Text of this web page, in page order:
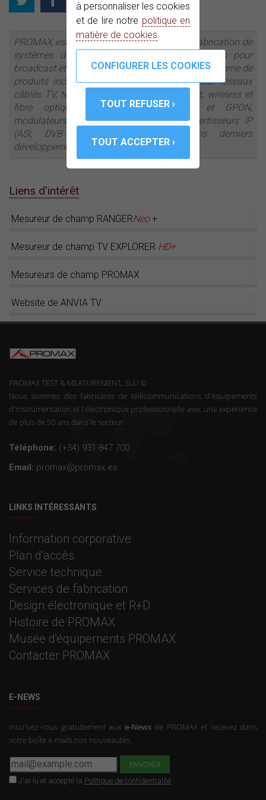
à personnaliser les cookies
et de lire notre politique en
matière de cookies
PROMAX est une entreprise leader dans la fabrication de
systèmes de test et mesure et d’équipements pour
broadcast et distribution de signaux TV. Notre gamme de
produits inclut des appareils de mesure pour réseaux
câblés TV, télévision par satellite, broadcast, wireless et
fibre optique. Des analyseurs FTTH et GPON,
modulateurs DVB-T, streamers IP et convertisseurs IP
(ASI, DVB-T) se trouvent parmi nos derniers
développements.
Liens d'intérêt
Mesureur de champ RANGERNeo+
Mesureur de champ TV EXPLORER HD+
Mesureurs de champ PROMAX
Website de ANVIA TV
PROMAX TEST & MEASUREMENT, SLU ©
Nous sommes des fabricants de télécommunications d'équipements
d'instrumentation et l'électronique professionnelle avec une expérience
de plus de 50 ans dans le secteur.
Téléphone: (+34) 931 847 700
Email: promax@promax.es
LINKS INTÉRESSANTS
Information corporative
Plan d'accès
Service technique
Services de fabrication
Design électronique et R+D
Histoire de PROMAX
Musée d'équipements PROMAX
Contacter PROMAX
E-NEWS
Inscrivez-vous gratuitement aux e-Newsde PROMAX et recevez dans
votre boîte e-mails nos nouveautés.
J'ai lu et accepté la Politique de confidentialité